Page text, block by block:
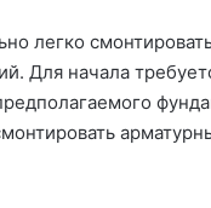
легко
Для начала